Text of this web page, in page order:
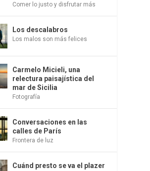
Comer lo justo y disfrutar más
Los descalabros
Los malos son más felices
Carmelo Micieli, una
relectura paisajística del
mar de Sicilia
Fotografía
Conversaciones en las
calles de París
Frontera de luz
Cuánd presto se va el plazer